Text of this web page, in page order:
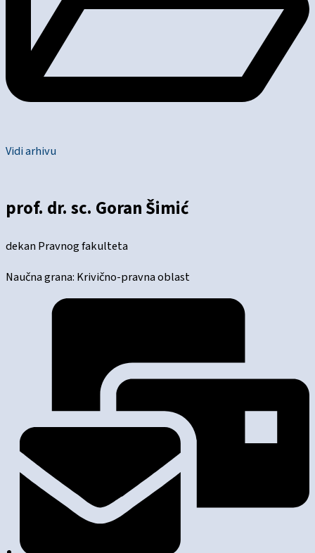
Vidi arhivu
prof. dr. sc. Goran Šimić
dekan Pravnog fakulteta
Naučna grana: Krivično-pravna oblast